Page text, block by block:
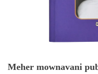
Meher mownavani